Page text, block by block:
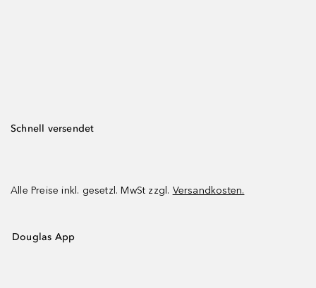
Schnell versendet
Alle Preise inkl. gesetzl. MwSt zzgl. Versandkosten.
Douglas App